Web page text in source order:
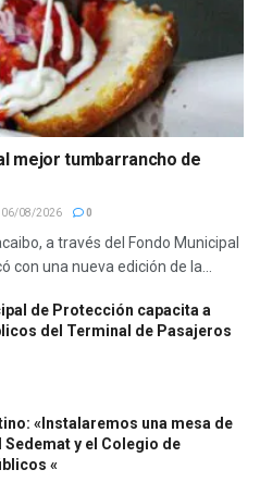
mejor tumbarrancho de
06/08/2026 0
a través del Fondo Municipal
con una nueva edición de la...
de Protección capacita a
del Terminal de Pasajeros
«Instalaremos una mesa de
y el Colegio de
«